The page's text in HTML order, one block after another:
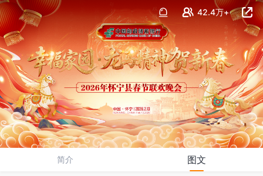
42.4万+
简介 图文